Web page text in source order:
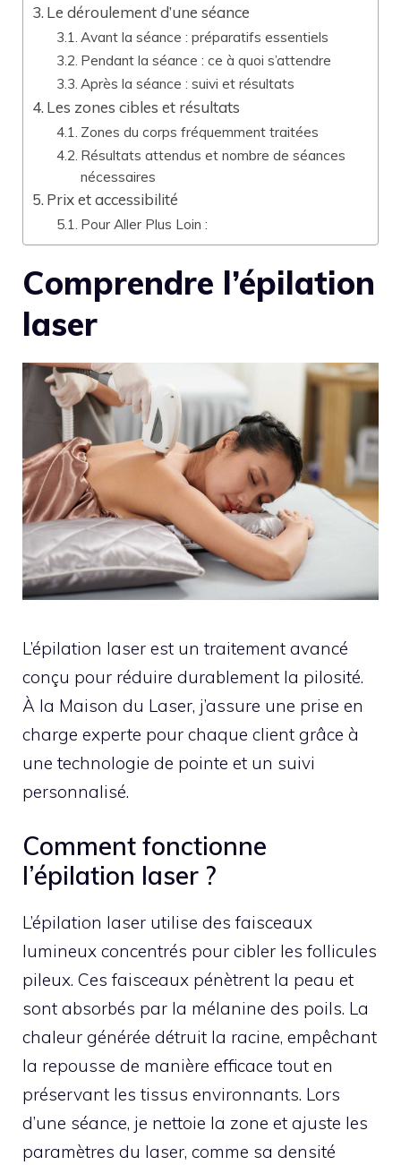
Le déroulement d’une séance
Avant la séance : préparatifs essentiels
Pendant la séance : ce à quoi s’attendre
Après la séance : suivi et résultats
Les zones cibles et résultats
Zones du corps fréquemment traitées
Résultats attendus et nombre de séances
nécessaires
Prix et accessibilité
Pour Aller Plus Loin :
Comprendre l’épilation
laser
L’épilation laser est un traitement avancé
conçu pour réduire durablement la pilosité.
À la Maison du Laser, j’assure une prise en
charge experte pour chaque client grâce à
une technologie de pointe et un suivi
personnalisé.
Comment fonctionne
l’épilation laser ?
L’épilation laser utilise des faisceaux
lumineux concentrés pour cibler les follicules
pileux. Ces faisceaux pénètrent la peau et
sont absorbés par la mélanine des poils. La
chaleur générée détruit la racine, empêchant
la repousse de manière efficace tout en
préservant les tissus environnants. Lors
d’une séance, je nettoie la zone et ajuste les
paramètres du laser, comme sa densité